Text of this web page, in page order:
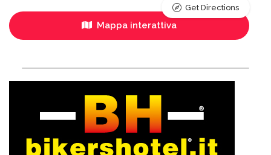
Mappa interattiva
Get Directions